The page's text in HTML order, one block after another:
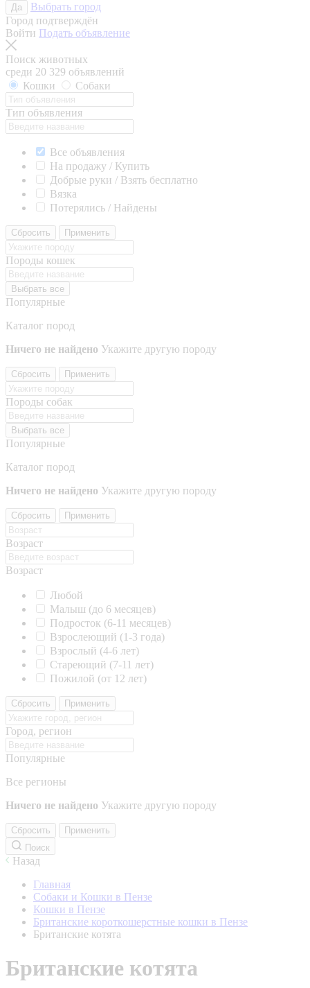
Да
Выбрать город
Город подтверждён
Войти Подать объявление
Поиск животных
среди 20 329 объявлений
Кошки
Собаки
Тип объявления
Все объявления
На продажу / Купить
Добрые руки / Взять бесплатно
Вязка
Потерялись / Найдены
Сбросить Применить
Породы кошек
Выбрать все
Популярные
Каталог пород
Ничего не найдено Укажите другую породу
Сбросить Применить
Породы собак
Выбрать все
Популярные
Каталог пород
Ничего не найдено Укажите другую породу
Сбросить Применить
Возраст
Возраст
Любой
Малыш (до 6 месяцев)
Подросток (6-11 месяцев)
Взрослеющий (1-3 года)
Взрослый (4-6 лет)
Стареющий (7-11 лет)
Пожилой (от 12 лет)
Сбросить Применить
Город, регион
Популярные
Все регионы
Ничего не найдено Укажите другую породу
Сбросить
Применить
Поиск
Назад
Главная
Собаки и Кошки в Пензе
Кошки в Пензе
Британские короткошерстные кошки в Пензе
Британские котята
Британские котята